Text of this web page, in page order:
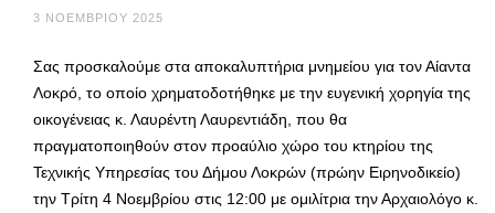
3 ΝΟΕΜΒΡΊΟΥ 2025
Σας προσκαλούμε στα αποκαλυπτήρια μνημείου για τον Αίαντα
Λοκρό, το οποίο χρηματοδοτήθηκε με την ευγενική χορηγία της
οικογένειας κ. Λαυρέντη Λαυρεντιάδη, που θα
πραγματοποιηθούν στον προαύλιο χώρο του κτηρίου της
Τεχνικής Υπηρεσίας του Δήμου Λοκρών (πρώην Ειρηνοδικείο)
την Τρίτη 4 Νοεμβρίου στις 12:00 με ομιλίτρια την Αρχαιολόγο κ.